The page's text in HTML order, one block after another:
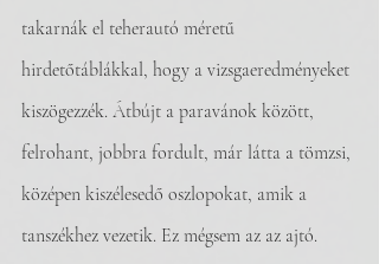
takarnák el teherautó méretű
hirdetőtáblákkal, hogy a vizsgaeredményeket
kiszögezzék. Átbújt a paravánok között,
felrohant, jobbra fordult, már látta a tömzsi,
középen kiszélesedő oszlopokat, amik a
tanszékhez vezetik. Ez mégsem az az ajtó.